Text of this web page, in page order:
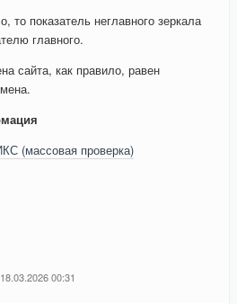
то показатель неглавного зеркала
главного.
сайта, как правило, равен
(массовая проверка)
00:31